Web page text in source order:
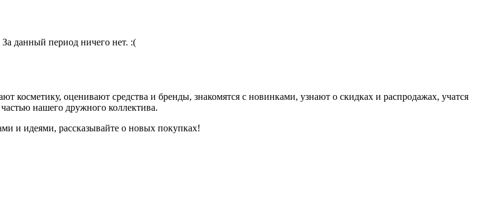
За данный период ничего нет. :(
косметику, оценивают средства и бренды, знакомятся с новинками, узнают о скидках и распродажах, учатся
нашего дружного коллектива.
и идеями, рассказывайте о новых покупках!